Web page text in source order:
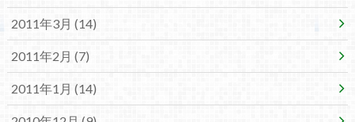
2011年3月 (14)
2011年2月 (7)
2011年1月 (14)